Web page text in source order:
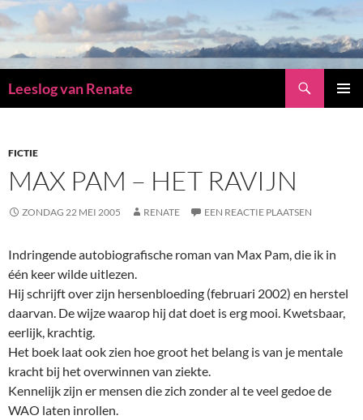
Leeslog van Renate
INHOUD
FICTIE
MAX PAM – HET RAVIJN
ZONDAG 22 MEI 2005 RENATE EEN REACTIE PLAATSEN
Indringende autobiografische roman van Max Pam, die ik in
één keer wilde uitlezen.
Hij schrijft over zijn hersenbloeding (februari 2002) en herstel
daarvan. De wijze waarop hij dat doet is erg mooi. Kwetsbaar,
eerlijk, krachtig.
Het boek laat ook zien hoe groot het belang is van je mentale
kracht bij het overwinnen van ziekte.
Kennelijk zijn er mensen die zich zonder al te veel gedoe de
WAO laten inrollen.